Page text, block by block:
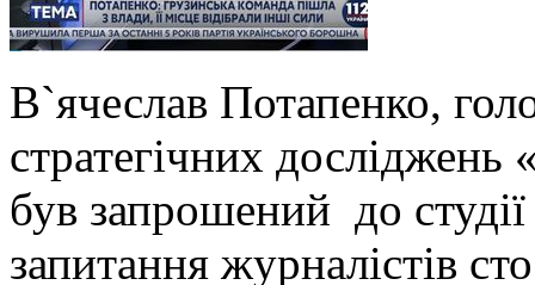
В`ячеслав Потапенко,
стратегічних
був запрошений до
запитання журналістів